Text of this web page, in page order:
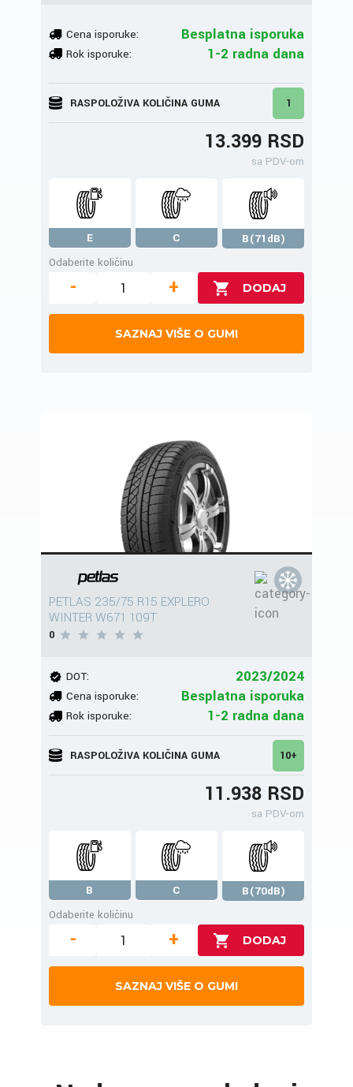
Cena isporuke: Besplatna isporuka
Rok isporuke: 1-2 radna dana
RASPOLOŽIVA KOLIČINA GUMA 1
13.399 RSD
sa PDV-om
E C
B(71dB)
Odaberite količinu
- +
SAZNAJ VIŠE O GUMI
PETLAS 235/75 R15 EXPLERO
WINTER W671 109T
0
DOT: 2023/2024
Cena isporuke: Besplatna isporuka
Rok isporuke: 1-2 radna dana
RASPOLOŽIVA KOLIČINA GUMA 10+
11.938 RSD
sa PDV-om
B C
B(70dB)
Odaberite količinu
- +
SAZNAJ VIŠE O GUMI